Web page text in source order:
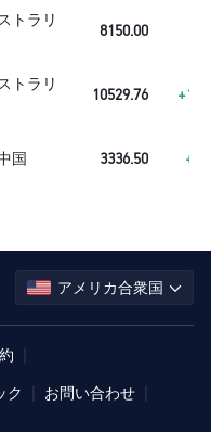
トラリ
8150.00
トラリ
10529.76
国 3336.50
アメリカ合衆国
ク お問い合わせ